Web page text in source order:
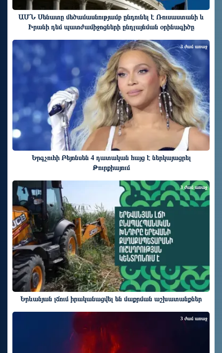
ԱՄՆ Սենատը մեծամասնությամբ ընդունել է Ռուսաստանի և
Իրանի դեմ պատժամիջոցների ընդլայնման օրինագիծը
Երգչուհի Բեյոնսեն ​​4 դատական հայց է ներկայացրել
Թուրքիայում
3 ժամ առաջ
Երևանյան լճում իրականացվել են մաքրման աշխատանքներ
3 ժամ առաջ
3 ժամ առաջ